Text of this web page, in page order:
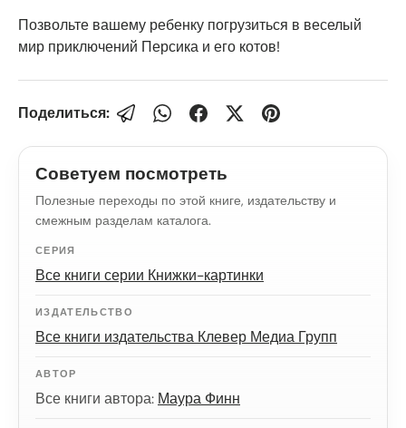
Позвольте вашему ребенку погрузиться в веселый
мир приключений Персика и его котов!
Поделиться:
Советуем посмотреть
Полезные переходы по этой книге, издательству и
смежным разделам каталога.
СЕРИЯ
Все книги серии Книжки-картинки
ИЗДАТЕЛЬСТВО
Все книги издательства Клевер Медиа Групп
АВТОР
Все книги автора: Маура Финн